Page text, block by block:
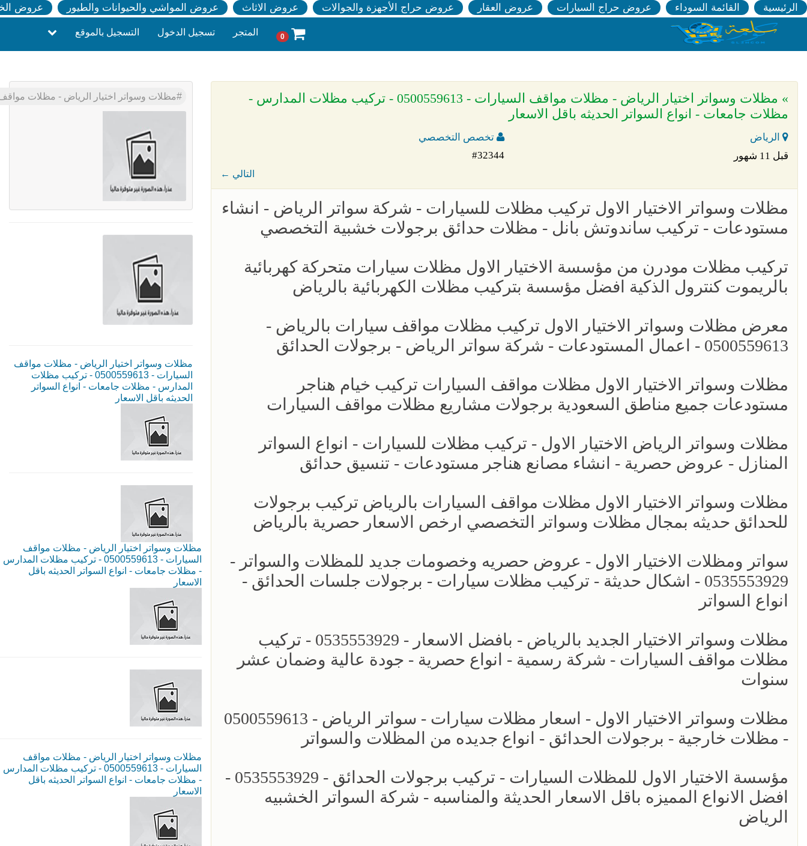
الرئيسية القائمة السوداء عروض حراج السيارات عروض العقار عروض حراج الأجهزة والجوالات عروض الاثاث عروض المواشي والحيوانات والطيور عروض
0 المتجر تسجيل الدخول التسجيل بالموقع
» مظلات وسواتر اختيار الرياض - مظلات مواقف السيارات - 0500559613 - تركيب مظلات المدارس -
مظلات جامعات - انواع السواتر الحديثه باقل الاسعار
الرياض
تخصص التخصصي
قبل 11 شهور
#32344
← التالي
مظلات وسواتر الاختيار الاول تركيب مظلات للسيارات - شركة سواتر الرياض - انشاء
مستودعات - تركيب ساندوتش بانل - مظلات حدائق برجولات خشبية التخصصي
تركيب مظلات مودرن من مؤسسة الاختيار الاول مظلات سيارات متحركة كهربائية
بالريموت كنترول الذكية افضل مؤسسة بتركيب مظلات الكهربائية بالرياض
معرض مظلات وسواتر الاختيار الاول تركيب مظلات مواقف سيارات بالرياض -
0500559613 - اعمال المستودعات - شركة سواتر الرياض - برجولات الحدائق
مظلات وسواتر الاختيار الاول مظلات مواقف السيارات تركيب خيام هناجر
مستودعات جميع مناطق السعودية برجولات مشاريع مظلات مواقف السيارات
مظلات وسواتر الرياض الاختيار الاول - تركيب مظلات للسيارات - انواع السواتر
المنازل - عروض حصرية - انشاء مصانع هناجر مستودعات - تنسيق حدائق
مظلات وسواتر الاختيار الاول مظلات مواقف السيارات بالرياض تركيب برجولات
للحدائق حديثه بمجال مظلات وسواتر التخصصي ارخص الاسعار حصرية بالرياض
سواتر ومظلات الاختيار الاول - عروض حصريه وخصومات جديد للمظلات والسواتر -
0535553929 - اشكال حديثة - تركيب مظلات سيارات - برجولات جلسات الحدائق -
انواع السواتر
مظلات وسواتر الاختيار الجديد بالرياض - بافضل الاسعار - 0535553929 - تركيب
مظلات مواقف السيارات - شركة رسمية - انواع حصرية - جودة عالية وضمان عشر
سنوات
مظلات وسواتر الاختيار الاول - اسعار مظلات سيارات - سواتر الرياض - 0500559613
- مظلات خارجية - برجولات الحدائق - انواع جديده من المظلات والسواتر
مؤسسة الاختيار الاول للمظلات السيارات - تركيب برجولات الحدائق - 0535553929 -
افضل الانواع المميزه باقل الاسعار الحديثة والمناسبه - شركة السواتر الخشبيه
الرياض
مظلات وسواتر اختيار الرياض - مظلات مواقف السيارات - 0500559613 - تركيب مظلات المدارس - مظلات جامعات -
مظلات وسواتر اختيار الرياض - مظلات مواقف
السيارات - 0500559613 - تركيب مظلات
المدارس - مظلات جامعات - انواع السواتر
الحديثه باقل الاسعار
مظلات وسواتر اختيار الرياض - مظلات مواقف
السيارات - 0500559613 - تركيب مظلات المدارس
- مظلات جامعات - انواع السواتر الحديثه باقل
الاسعار
مظلات وسواتر اختيار الرياض - مظلات مواقف
السيارات - 0500559613 - تركيب مظلات المدارس
- مظلات جامعات - انواع السواتر الحديثه باقل
الاسعار